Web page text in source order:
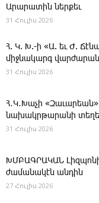
Արարատին ներքեւ
31 Հուլիս 2026
Հ. Կ. Խ.-ի «Ա. եւ Ժ.
միջնակարգ
31 Հուլիս 2026
Հ․Կ․Խաչի
նախակրթարանի
31 Հուլիս 2026
ԽՄԲԱԳՐԱԿԱՆ ­Լիզպոնի
ժամանակէն անդին
27 Հուլիս 2026